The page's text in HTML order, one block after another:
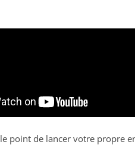
point de lancer votre propre